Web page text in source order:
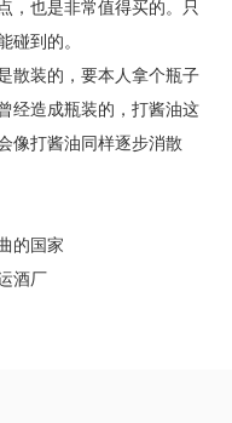
，也是非常值得买的。只
碰到的。
散装的，要本人拿个瓶子
经造成瓶装的，打酱油这
像打酱油同样逐步消散
的国家
酒厂